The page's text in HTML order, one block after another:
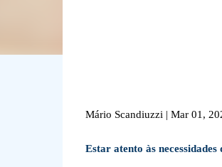
Mário Scandiuzzi | Mar 01,
Estar atento às